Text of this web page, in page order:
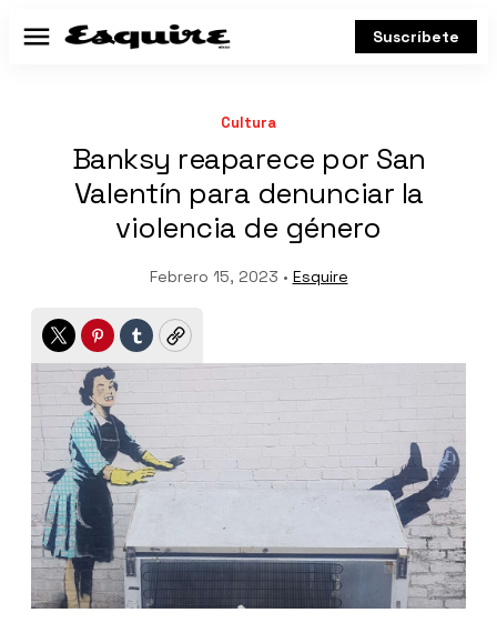
Menú Suscríbete
Cultura
Banksy reaparece por San
Valentín para denunciar la
violencia de género
Febrero 15, 2023 • Esquire
TwitterPinterest
TumblrCopy